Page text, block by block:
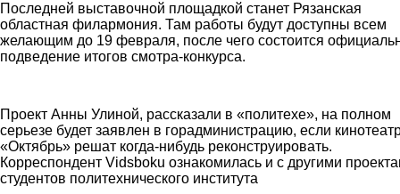
Последней выставочной площадкой станет Рязанская
областная филармония. Там работы будут доступны всем
желающим до 19 февраля, после чего состоится
подведение итогов смотра-конкурса.
Проект Анны Улиной, рассказали в «политехе», на полном
серьезе будет заявлен в горадминистрацию, если
«Октябрь» решат когда-нибудь реконструировать.
Корреспондент Vidsboku ознакомилась и с другими
студентов политехнического института